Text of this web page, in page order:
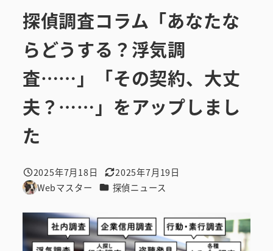
探偵調査コラム「あなたな
らどうする？浮気調
査……」「その契約、大丈
夫？……」をアップしまし
た
投稿日
2025年7月18日
更新日
2025年7月19日
著
Webマスター カテゴリー
探偵ニュース